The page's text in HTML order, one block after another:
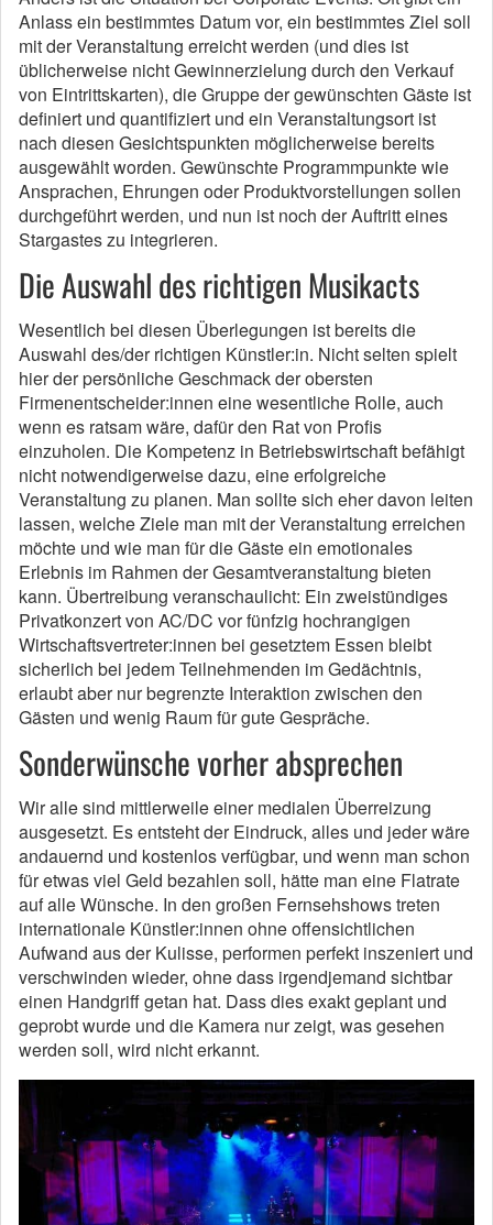
Anlass ein bestimmtes Datum vor, ein bestimmtes Ziel soll
mit der Veranstaltung erreicht werden (und dies ist
üblicherweise nicht Gewinnerzielung durch den Verkauf
von Eintrittskarten), die Gruppe der gewünschten Gäste ist
definiert und quantifiziert und ein Veranstaltungsort ist
nach diesen Gesichtspunkten möglicherweise bereits
ausgewählt worden. Gewünschte Programmpunkte wie
Ansprachen, Ehrungen oder Produktvorstellungen sollen
durchgeführt werden, und nun ist noch der Auftritt eines
Stargastes zu integrieren.
Die Auswahl des richtigen Musikacts
Wesentlich bei diesen Überlegungen ist bereits die
Auswahl des/der richtigen Künstler:in. Nicht selten spielt
hier der persönliche Geschmack der obersten
Firmenentscheider:innen eine wesentliche Rolle, auch
wenn es ratsam wäre, dafür den Rat von Profis
einzuholen. Die Kompetenz in Betriebswirtschaft befähigt
nicht notwendigerweise dazu, eine erfolgreiche
Veranstaltung zu planen. Man sollte sich eher davon leiten
lassen, welche Ziele man mit der Veranstaltung erreichen
möchte und wie man für die Gäste ein emotionales
Erlebnis im Rahmen der Gesamtveranstaltung bieten
kann. Übertreibung veranschaulicht: Ein zweistündiges
Privatkonzert von AC/DC vor fünfzig hochrangigen
Wirtschaftsvertreter:innen bei gesetztem Essen bleibt
sicherlich bei jedem Teilnehmenden im Gedächtnis,
erlaubt aber nur begrenzte Interaktion zwischen den
Gästen und wenig Raum für gute Gespräche.
Sonderwünsche vorher absprechen
Wir alle sind mittlerweile einer medialen Überreizung
ausgesetzt. Es entsteht der Eindruck, alles und jeder wäre
andauernd und kostenlos verfügbar, und wenn man schon
für etwas viel Geld bezahlen soll, hätte man eine Flatrate
auf alle Wünsche. In den großen Fernsehshows treten
internationale Künstler:innen ohne offensichtlichen
Aufwand aus der Kulisse, performen perfekt inszeniert und
verschwinden wieder, ohne dass irgendjemand sichtbar
einen Handgriff getan hat. Dass dies exakt geplant und
geprobt wurde und die Kamera nur zeigt, was gesehen
werden soll, wird nicht erkannt.